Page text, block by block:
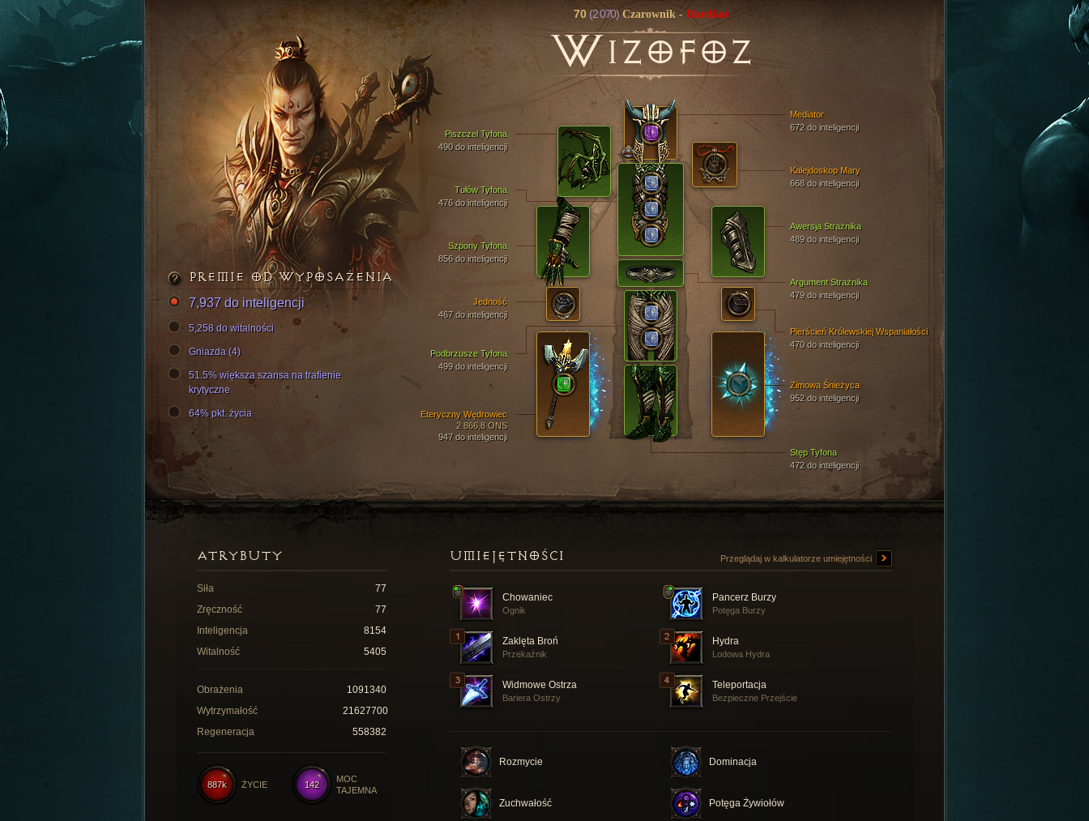
70 (2 070)Czarownik - Hardkor
WIZOFOZ
Mediator
672 do inteligencji
Tułów Tyfona
476 do inteligencji
Stęp Tyfona
472 do inteligencji
Szpony Tyfona
856 do inteligencji
Piszczel Tyfona
490 do inteligencji
Podbrzusze Tyfona
499 do inteligencji
Awersja Strażnika
489 do inteligencji
Eteryczny Wędrowiec
2 866,8 ONS
947 do inteligencji
Zimowa Śnieżyca
952 do inteligencji
Argument Strażnika
479 do inteligencji
Pierścień Królewskiej Wspaniałości
470 do inteligencji
Jedność
467 do inteligencji
Kalejdoskop Mary
668 do inteligencji
PREMIE OD WYPOSAŻENIA
7,937 do inteligencji
5,258 do witalności
Gniazda (4)
51.5% większa szansa na trafienie
krytyczne
64% pkt. życia
UMIEJĘTNOŚCI Przeglądaj w kalkulatorze umiejętności
Chowaniec
Ognik
Pancerz Burzy
Potęga Burzy
Zaklęta Broń
Przekaźnik
Hydra
Lodowa Hydra
Widmowe Ostrza
Bariera Ostrzy
Teleportacja
Bezpieczne Przejście
Rozmycie Dominacja
Zuchwałość Potęga Żywiołów
ATRYBUTY
Siła
77
Zręczność
77
Inteligencja
8154
Witalność
5405
Obrażenia
1091340
Wytrzymałość
21627700
Regeneracja
558382
142
MOC
TAJEMNA
887k ŻYCIE